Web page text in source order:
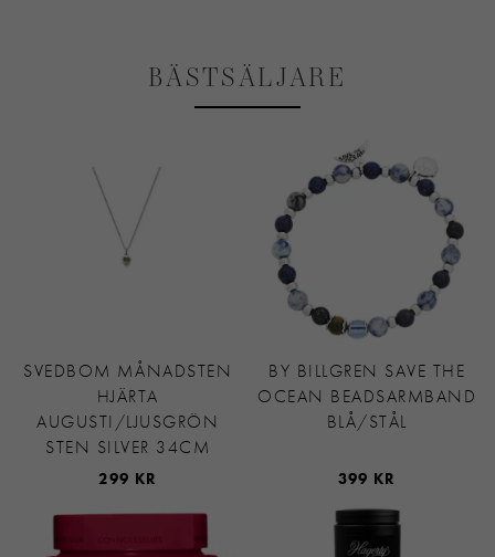
BÄSTSÄLJARE
SVEDBOM MÅNADSTEN
HJÄRTA
AUGUSTI/LJUSGRÖN
STEN SILVER 34CM
299 KR
BY BILLGREN SAVE THE
OCEAN BEADSARMBAND
BLÅ/STÅL
399 KR